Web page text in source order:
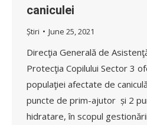
caniculei
Știri June 25, 2021
Direcţia Generală de
Protecţia Copilului Sector 3
populaţiei afectate de
puncte de prim-ajutor și 2
hidratare, în scopul